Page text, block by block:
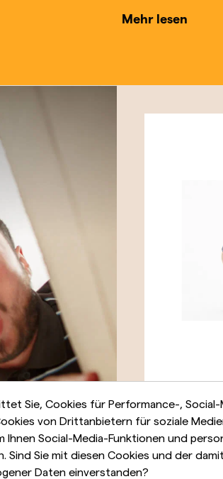
Tradition als auch den Ruhm
Originelles und Humorvolles
perfekte Mischung aus Tradition,
Sie Ihrer Caganer-Sammlung
Mehr lesen
Caganer
23,00 €
Sie, Cookies für Performance-,
von Drittanbietern für soziale
Ihnen Social-Media-Funktionen und
Sind Sie mit diesen Cookies und der
Daten einverstanden?